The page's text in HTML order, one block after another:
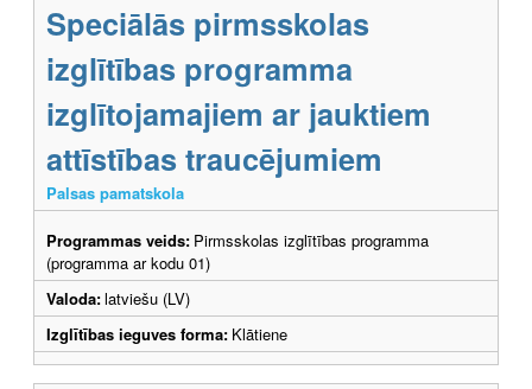
Speciālās pirmsskolas
izglītības programma
izglītojamajiem ar jauktiem
attīstības traucējumiem
Palsas pamatskola
Programmas veids: Pirmsskolas izglītības programma
(programma ar kodu 01)
Valoda:latviešu (LV)
Izglītības ieguves forma: Klātiene